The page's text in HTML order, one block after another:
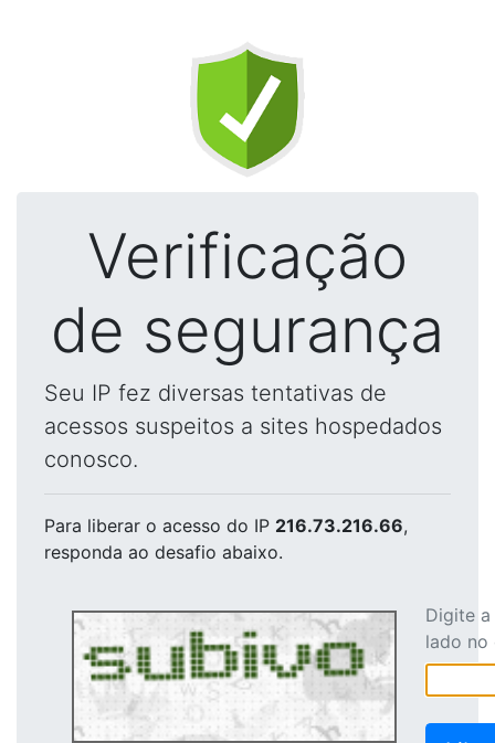
Verificação
de segurança
Seu IP fez diversas tentativas de
acessos suspeitos a sites hospedados
conosco.
Para liberar o acesso do IP 216.73.216.66,
responda ao desafio abaixo.
Digite
lado no